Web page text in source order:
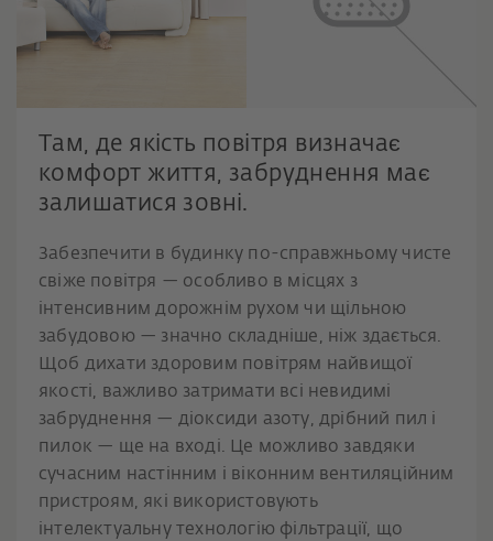
Там, де якість повітря визначає
комфорт життя, забруднення має
залишатися зовні.
Забезпечити в будинку по-справжньому чисте
свіже повітря — особливо в місцях з
інтенсивним дорожнім рухом чи щільною
забудовою — значно складніше, ніж здається.
Щоб дихати здоровим повітрям найвищої
якості, важливо затримати всі невидимі
забруднення — діоксиди азоту, дрібний пил і
пилок — ще на вході. Це можливо завдяки
сучасним настінним і віконним вентиляційним
пристроям, які використовують
інтелектуальну технологію фільтрації, що